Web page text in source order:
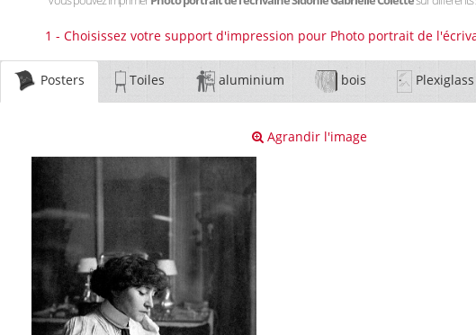
1 - Choisissez votre support d'impression pour Photo portrait de
Posters Toiles aluminium bois Plexiglass
Agrandir l'image